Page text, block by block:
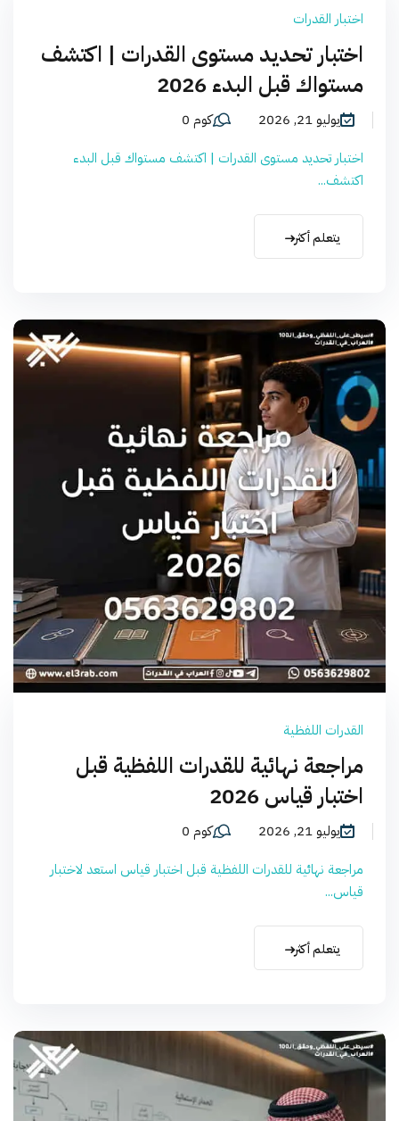
اختبار القدرات
اختبار تحديد مستوى القدرات | اكتشف
مستواك قبل البدء 2026
يوليو 21, 2026
كوم 0
اختبار تحديد مستوى القدرات | اكتشف مستواك قبل البدء
اكتشف...
يتعلم أكثر
القدرات اللفظية
مراجعة نهائية للقدرات اللفظية قبل
اختبار قياس 2026
يوليو 21, 2026
كوم 0
مراجعة نهائية للقدرات اللفظية قبل اختبار قياس استعد لاختبار
قياس...
يتعلم أكثر